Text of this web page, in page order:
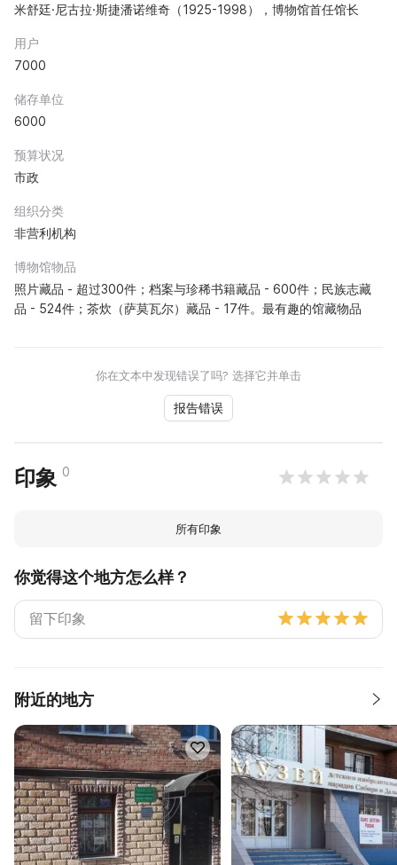
米舒廷·尼古拉·斯捷潘诺维奇（1925-1998），博物馆首任馆长
用户
7000
储存单位
6000
预算状况
市政
组织分类
非营利机构
博物馆物品
照片藏品 - 超过300件；档案与珍稀书籍藏品 - 600件；民族志藏
品 - 524件；茶炊（萨莫瓦尔）藏品 - 17件。最有趣的馆藏物品
你在文本中发现错误了吗? 选择它并单击
报告错误
印象 0
所有印象
你觉得这个地方怎么样？
附近的地方